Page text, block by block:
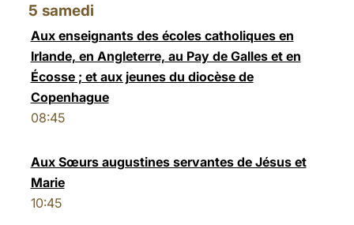
5 samedi
Aux enseignants des écoles catholiques en
Irlande, en Angleterre, au Pay de Galles et en
Écosse ; et aux jeunes du diocèse de
Copenhague
08:45
Aux Sœurs augustines servantes de Jésus et
Marie
10:45